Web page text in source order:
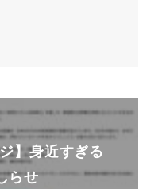
】身近すぎる
らせ